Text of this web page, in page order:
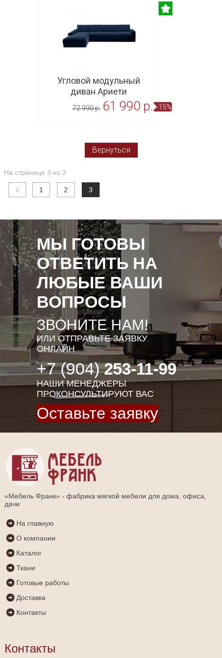
Угловой модульный
диван Ариети
72 990 p. -15%
61 990 p.
Вернуться
На странице 3 из 3
1 2 3
МЫ ГОТОВЫ
ОТВЕТИТЬ НА
ЛЮБЫЕ ВАШИ
ВОПРОСЫ
ЗВОНИТЕ НАМ!
ИЛИ ОТПРАВЬТЕ ЗАЯВКУ
ОНЛАЙН
+7 (904)253-11-99
НАШИ МЕНЕДЖЕРЫ
ПРОКОНСУЛЬТИРУЮТ ВАС
Оставьте заявку
«Мебель Франк» - фабрика мягкой мебели для дома, офиса,
дачи
На главную
О компании
Каталог
Ткани
Готовые работы
Доставка
Контакты
Контакты